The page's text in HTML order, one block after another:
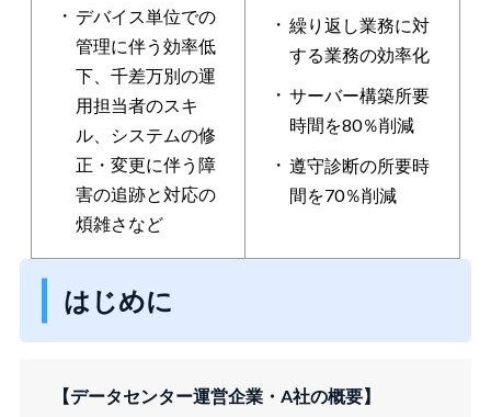
デバイス単位での
管理に伴う効率低
下、千差万別の運
用担当者のスキ
ル、システムの修
正・変更に伴う障
害の追跡と対応の
煩雑さなど
繰り返し業務に対
する業務の効率化
サーバー構築所要
時間を80％削減
遵守診断の所要時
間を70％削減
はじめに
【データセンター運営企業・A社の概要】